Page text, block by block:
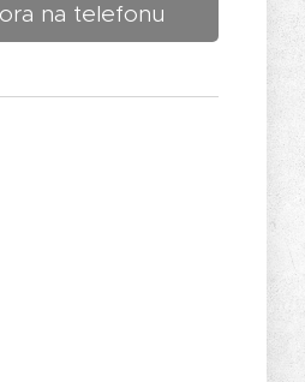
na telefonu